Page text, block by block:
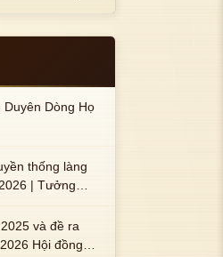
Dòng Họ
thống làng
| Tưởng
Phạm Huy,
và đề ra
Hội đồng